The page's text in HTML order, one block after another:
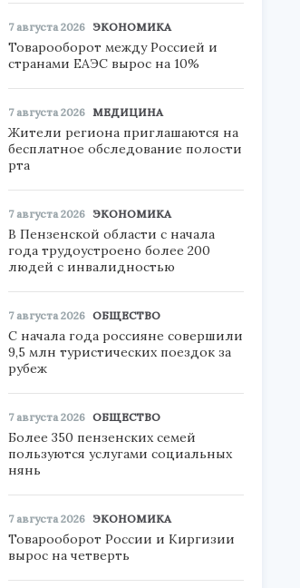
7 августа 2026 ЭКОНОМИКА
Товарооборот между Россией и
странами ЕАЭС вырос на 10%
7 августа 2026 МЕДИЦИНА
Жители региона приглашаются на
бесплатное обследование полости
рта
7 августа 2026 ЭКОНОМИКА
В Пензенской области с начала
года трудоустроено более 200
людей с инвалидностью
7 августа 2026 ОБЩЕСТВО
С начала года россияне совершили
9,5 млн туристических поездок за
рубеж
7 августа 2026 ОБЩЕСТВО
Более 350 пензенских семей
пользуются услугами социальных
нянь
7 августа 2026 ЭКОНОМИКА
Товарооборот России и Киргизии
вырос на четверть